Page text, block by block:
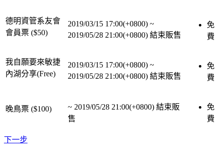
德明資管系友會
會員票 ($50)
2019/03/15 17:00(+0800) ~
2019/05/28 21:00(+0800) 結束販售
免
費
我自願要來敏捷
內湖分享(Free)
2019/03/15 17:00(+0800) ~
2019/05/28 21:00(+0800) 結束販售
免
費
晚鳥票 ($100) ~ 2019/05/28 21:00(+0800) 結束販
售
免
費
下一步